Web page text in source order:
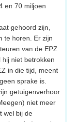
en 70 miljoen
gehoord zijn,
te horen. Er zijn
van de EPZ.
niet betrokken
in die tijd, meent
sprake is.
getuigenverhoor
niet meer
wel bij de